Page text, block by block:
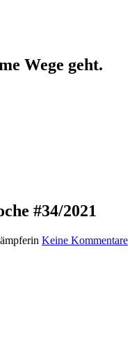
Wege geht.
#34/2021
Keine Kommentare